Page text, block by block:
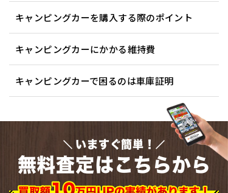
キャンピングカーを購入する際のポイント
キャンピングカーにかかる維持費
キャンピングカーで困るのは車庫証明
いますぐ簡単！
無料査定はこちらから